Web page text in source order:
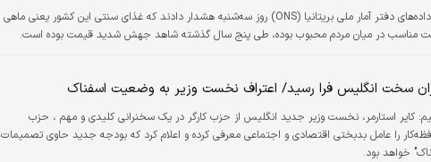
تسنیم: رسانه‌های انگلیسی با استناد به داده‌های دفتر آمار ملی بریتانیا (ONS) روز سه‌‌‌شنبه هشدار دادند که غذای سنتی این کشور یعنی ماهی
مناسب در میان مردم محبوب بوده، طی پنج سال گذشته شاهد جهش شدید قیمت بوده است.
سخت انگلیس فرا رسید/ اعتراف نخست وزیر به وضعیت اسفناک
کایر استارمر، نخست وزیر جدید انگلیس از حزب کارگر در یک سخنرانی کلیدی و مهم ، حزب
را عامل بدبختی اقتصادی و اجتماعی معرفی کرده و اعلام کرد که بودجه جدید حاوی تصمیمات
خواهد بود.